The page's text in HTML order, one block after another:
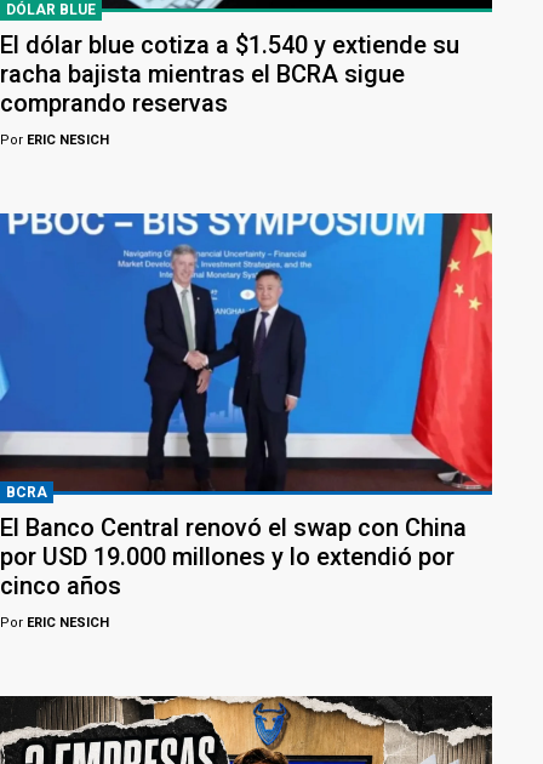
DÓLAR BLUE
El dólar blue cotiza a $1.540 y extiende su
racha bajista mientras el BCRA sigue
comprando reservas
Por ERIC NESICH
BCRA
El Banco Central renovó el swap con China
por USD 19.000 millones y lo extendió por
cinco años
Por ERIC NESICH